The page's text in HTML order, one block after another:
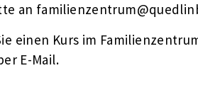
an
einen Kurs im
E-Mail.